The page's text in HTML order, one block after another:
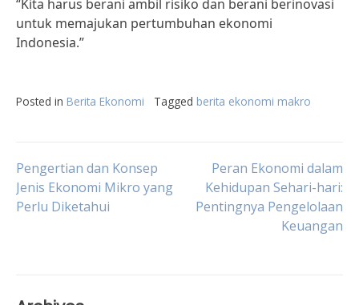
“Kita harus berani ambil risiko dan berani berinovasi
untuk memajukan pertumbuhan ekonomi
Indonesia.”
Posted in Berita Ekonomi Tagged berita ekonomi makro
Post
navigation
Pengertian dan Konsep
Jenis Ekonomi Mikro yang
Perlu Diketahui
Peran Ekonomi dalam
Kehidupan Sehari-hari:
Pentingnya Pengelolaan
Keuangan